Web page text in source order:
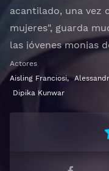
acantilado, una vez
mujeres", guarda
las jóvenes monjas
una misión allí, sus
deseos prohibidos
una terrible
1939 de Rumer
Ver Black Narcissus
Actores
Aisling Franciosi,
Dipika Kunwar